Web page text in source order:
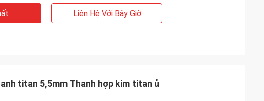
Liên Hệ Với Bây Giờ
titan 5,5mm Thanh hợp kim titan ủ